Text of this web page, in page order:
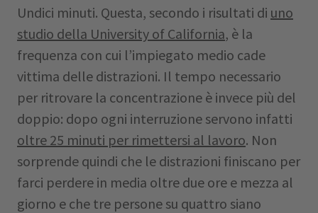
Undici minuti. Questa, secondo i risultati di uno
studio della University of California, è la
frequenza con cui l’impiegato medio cade
vittima delle distrazioni. Il tempo necessario
per ritrovare la concentrazione è invece più del
doppio: dopo ogni interruzione servono infatti
oltre 25 minuti per rimettersi al lavoro. Non
sorprende quindi che le distrazioni finiscano per
farci perdere in media oltre due ore e mezza al
giorno e che tre persone su quattro siano